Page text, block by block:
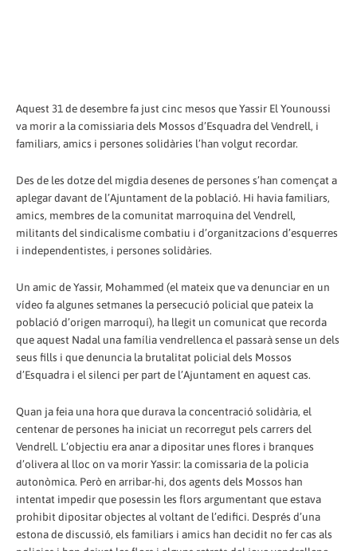
Aquest 31 de desembre fa just cinc mesos que Yassir El Younoussi
va morir a la comissiaria dels Mossos d’Esquadra del Vendrell, i
familiars, amics i persones solidàries l’han volgut recordar.
Des de les dotze del migdia desenes de persones s’han començat a
aplegar davant de l’Ajuntament de la població. Hi havia familiars,
amics, membres de la comunitat marroquina del Vendrell,
militants del sindicalisme combatiu i d’organitzacions d’esquerres
i independentistes, i persones solidàries.
Un amic de Yassir, Mohammed (el mateix que va denunciar en un
vídeo fa algunes setmanes la persecució policial que pateix la
població d’origen marroquí), ha llegit un comunicat que recorda
que aquest Nadal una família vendrellenca el passarà sense un dels
seus fills i que denuncia la brutalitat policial dels Mossos
d’Esquadra i el silenci per part de l’Ajuntament en aquest cas.
Quan ja feia una hora que durava la concentració solidària, el
centenar de persones ha iniciat un recorregut pels carrers del
Vendrell. L’objectiu era anar a dipositar unes flores i branques
d’olivera al lloc on va morir Yassir: la comissaria de la policia
autonòmica. Però en arribar-hi, dos agents dels Mossos han
intentat impedir que posessin les flors argumentant que estava
prohibit dipositar objectes al voltant de l’edifici. Després d’una
estona de discussió, els familiars i amics han decidit no fer cas als